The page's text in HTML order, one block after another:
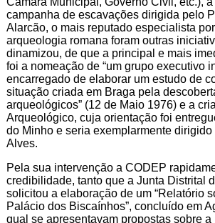
campanha de escavações dirigida pelo
Alarcão, o mais reputado especialista
arqueologia romana foram outras
dinamizou, de que a principal e mais
foi a nomeação de “um grupo executivo
encarregado de elaborar um estudo de
situação criada em Braga pela
arqueológicos” (12 de Maio 1976) e a
Arqueológico, cuja orientação foi
do Minho e seria exemplarmente
Alves.
Pela sua intervenção a CODEP
credibilidade, tanto que a Junta Distrital
solicitou a elaboração de um “Relatório
Palácio dos Biscaínhos”, concluído em
qual se apresentavam propostas sobre